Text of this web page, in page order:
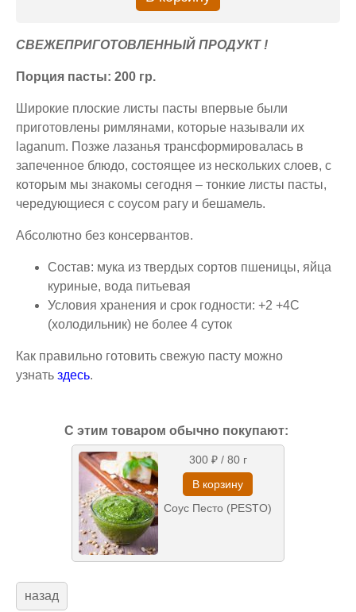
СВЕЖЕПРИГОТОВЛЕННЫЙ ПРОДУКТ !
Порция пасты: 200 гр.
Широкие плоские листы пасты впервые были
приготовлены римлянами, которые называли их
laganum. Позже лазанья трансформировалась в
запеченное блюдо, состоящее из нескольких слоев, с
которым мы знакомы сегодня – тонкие листы пасты,
чередующиеся с соусом рагу и бешамель.
Абсолютно без консервантов.
Состав: мука из твердых сортов пшеницы, яйца
куриные, вода питьевая
Условия хранения и срок годности: +2 +4С
(холодильник) не более 4 суток
Как правильно готовить свежую пасту можно
узнать здесь.
С этим товаром обычно покупают:
300 ₽ / 80 г
Соус Песто (PESTO)
назад